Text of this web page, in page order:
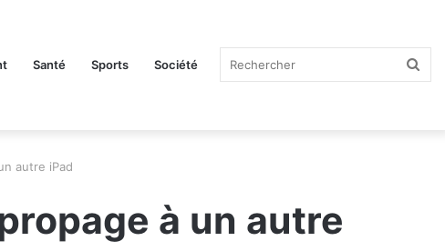
Santé Sports Société
autre iPad
à un autre